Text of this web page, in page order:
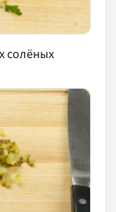
солёных